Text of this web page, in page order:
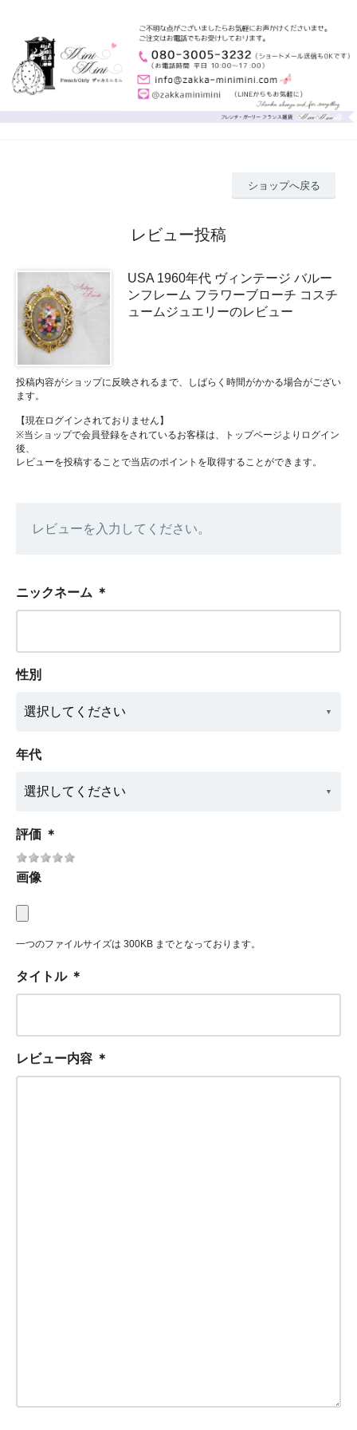
ショップへ戻る
レビュー投稿
USA 1960年代 ヴィンテージ バルー
ンフレーム フラワーブローチ コスチ
ュームジュエリーのレビュー
投稿内容がショップに反映されるまで、しばらく時間がかかる場合がござい
ます。
【現在ログインされておりません】
※当ショップで会員登録をされているお客様は、トップページよりログイン
後、
レビューを投稿することで当店のポイントを取得することができます。
レビューを入力してください。
ニックネーム ＊
性別
年代
評価 ＊
画像
一つのファイルサイズは 300KB までとなっております。
タイトル ＊
レビュー内容 ＊